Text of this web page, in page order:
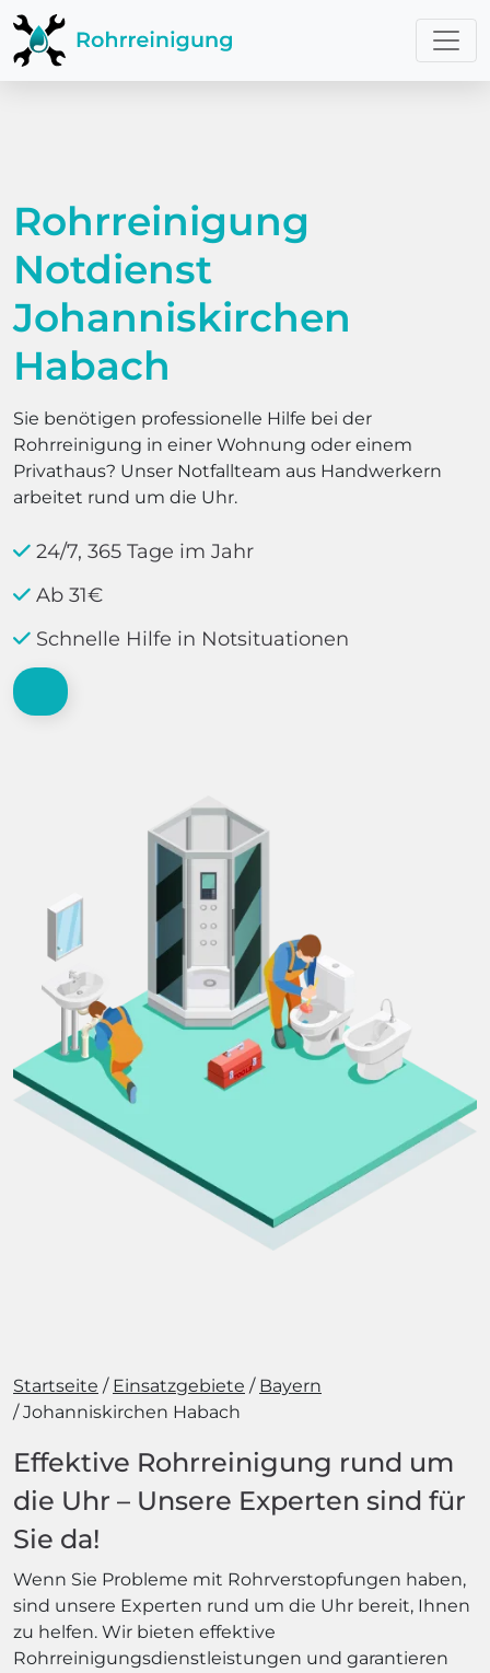
Rohrreinigung
Notdienst
Johanniskirchen
Habach
Sie benötigen professionelle Hilfe bei der
Rohrreinigung in einer Wohnung oder einem
Privathaus? Unser Notfallteam aus Handwerkern
arbeitet rund um die Uhr.
24/7, 365 Tage im Jahr
Ab 31€
Schnelle Hilfe in Notsituationen
Startseite Einsatzgebiete
Bayern
Johanniskirchen Habach
Effektive Rohrreinigung rund um
die Uhr – Unsere Experten sind für
Sie da!
Wenn Sie Probleme mit Rohrverstopfungen haben,
sind unsere Experten rund um die Uhr bereit, Ihnen
zu helfen. Wir bieten effektive
Rohrreinigungsdienstleistungen und garantieren